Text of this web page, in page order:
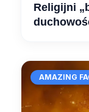
Religijni
AMAZING